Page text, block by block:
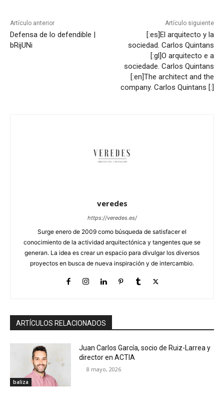
Artículo anterior
Defensa de lo defendible |
bRijUNi
Artículo siguiente
[:es]El arquitecto y la
sociedad. Carlos Quintans
[:gl]O arquitecto e a
sociedade. Carlos Quintans
[:en]The architect and the
company. Carlos Quintans [:]
veredes
https://veredes.es/
Surge enero de 2009 como búsqueda de satisfacer el
conocimiento de la actividad arquitectónica y tangentes que se
generan. La idea es crear un espacio para divulgar los diversos
proyectos en busca de nueva inspiración y de intercambio.
ARTÍCULOS RELACIONADOS
baliza
Juan Carlos García, socio de Ruiz-Larrea y
director en ACTIA
8 mayo, 2026